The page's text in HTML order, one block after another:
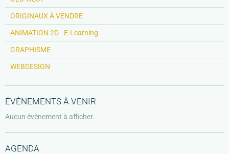
ORIGINAUX À VENDRE
ANIMATION 2D - E-Learning
GRAPHISME
WEBDESIGN
ÉVÈNEMENTS À VENIR
Aucun évènement à afficher.
AGENDA